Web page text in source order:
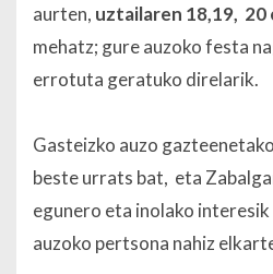
aurten, uztailaren 18,19, 20
mehatz; gure auzoko festa
errotuta geratuko direlarik.
Gasteizko auzo
beste urrats bat, eta
egunero eta inolako
auzoko pertsona nahiz